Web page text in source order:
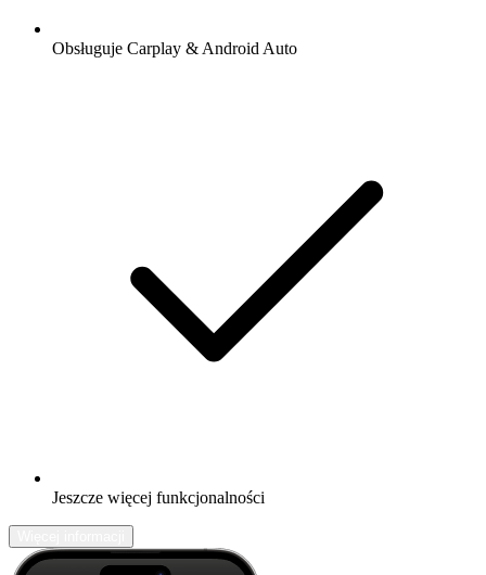
Obsługuje Carplay & Android Auto
Jeszcze więcej funkcjonalności